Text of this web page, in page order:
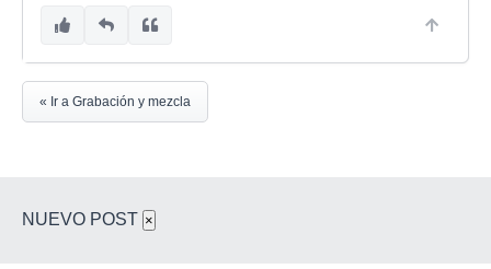
« Ir a Grabación y mezcla
NUEVO POST ×